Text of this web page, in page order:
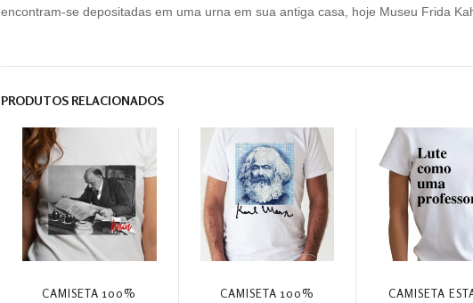
encontram-se depositadas em uma urna em sua antiga casa, hoje Museu Frida
PRODUTOS RELACIONADOS
CAMISETA 100%
CAMISETA 100%
CAMISETA